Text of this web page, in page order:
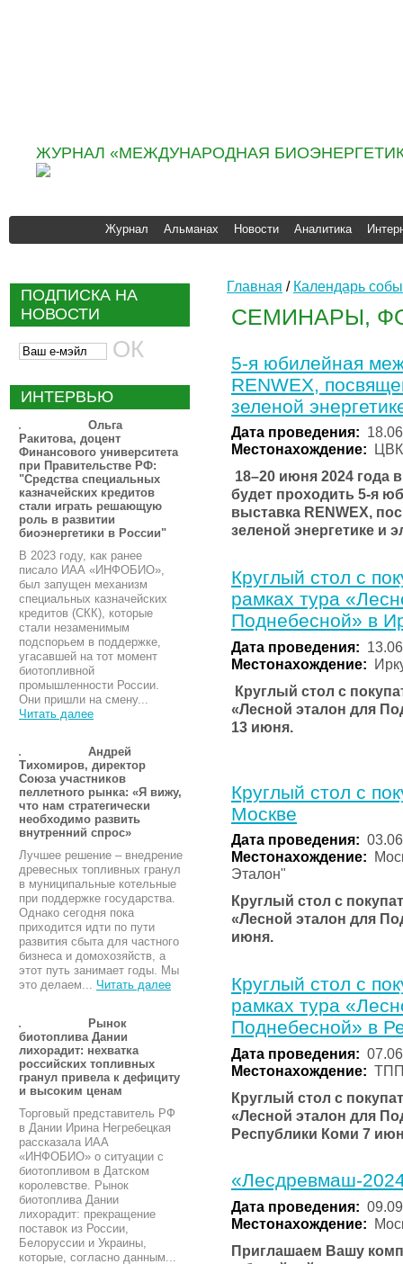
ЖУРНАЛ «МЕЖДУНАРОДНАЯ
Журнал Альманах Новости Аналитика
ПОДПИСКА НА
НОВОСТИ
ИНТЕРВЬЮ
Ольга
Ракитова, доцент
Финансового университета
при Правительстве РФ:
"Средства специальных
казначейских кредитов
стали играть решающую
роль в развитии
биоэнергетики в России"
В 2023 году, как ранее
писало ИАА «ИНФОБИО»,
был запущен механизм
специальных казначейских
кредитов (СКК), которые
стали незаменимым
подспорьем в поддержке,
угасавшей на тот момент
биотопливной
промышленности России.
Они пришли на смену...
Читать далее
Андрей
Тихомиров, директор
Союза участников
пеллетного рынка: «Я вижу,
что нам стратегически
необходимо развить
внутренний спрос»
Лучшее решение – внедрение
древесных топливных гранул
в муниципальные котельные
при поддержке государства.
Однако сегодня пока
приходится идти по пути
развития сбыта для частного
бизнеса и домохозяйств, а
этот путь занимает годы. Мы
это делаем... Читать далее
Рынок
биотоплива Дании
лихорадит: нехватка
российских топливных
гранул привела к дефициту
и высоким ценам
Торговый представитель РФ
в Дании Ирина Негребецкая
рассказала ИАА
«ИНФОБИО» о ситуации с
биотопливом в Датском
королевстве. Рынок
биотоплива Дании
лихорадит: прекращение
поставок из России,
Белоруссии и Украины,
которые, согласно данным...
Главная / Календарь
СЕМИНАРЫ,
5‑я юбилейная
RENWEX,
зеленой
Дата проведения:
Местонахождение:
18–20 июня 2024
будет проходить 5‑я
выставка RENWEX,
зеленой энергетике и
Круглый стол с
рамках тура
Поднебесной» в
Дата проведения:
Местонахождение:
Круглый стол с
«Лесной эталон для
13 июня.
Круглый стол с
Москве
Дата проведения:
Местонахождение:
Эталон"
Круглый стол с
«Лесной эталон для
июня.
Круглый стол с
рамках тура
Поднебесной» в
Дата проведения:
Местонахождение:
Круглый стол с
«Лесной эталон для
Республики Коми 7
«Лесдревмаш-​
Дата проведения:
Местонахождение:
Приглашаем Вашу